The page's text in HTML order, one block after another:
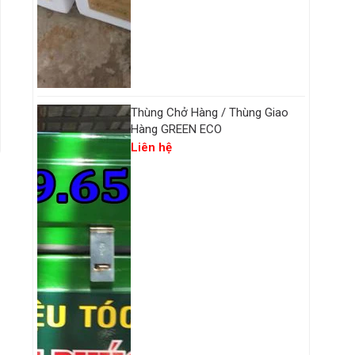
Thùng Chở Hàng / Thùng Giao
Hàng GREEN ECO
Liên hệ